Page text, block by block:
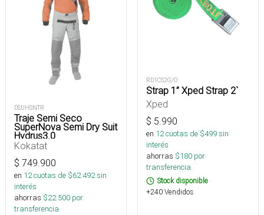
DSUHSNTR
Traje Semi Seco
SuperNova Semi Dry Suit
Hydrus3.0
Kokatat
$ 749.900
en 12cuotas de $62.492sin
interés
ahorras $22.500 por
transferencia.
RD1CS2G/O
Strap 1” Xped Strap 2`
Xped
$ 5.990
en 12cuotas de $499sin
interés
ahorras $180 por
transferencia.
Stock disponible
+240 Vendidos